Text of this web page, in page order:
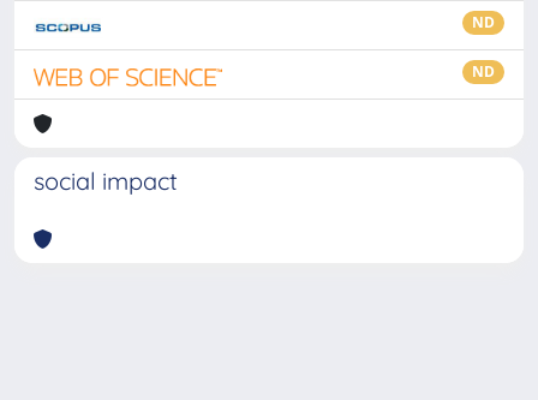
ND
ND
social impact